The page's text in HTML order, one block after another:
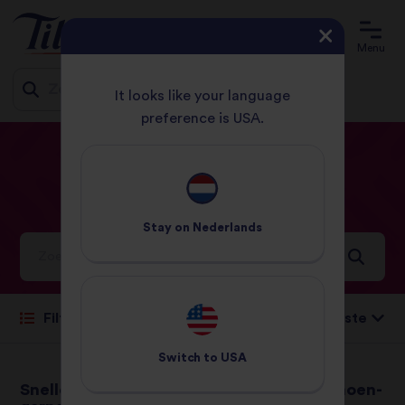
Menu
Recepten
Ideeën en inspiratie voor een wereld vol smaken
Filteren Sorteren op:
Snelle paella met
Vistaco's met limoen-
It looks like your language
preference is USA.
Stay on Nederlands
Switch to USA